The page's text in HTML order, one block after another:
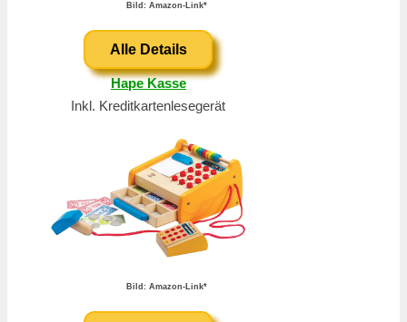
Bild: Amazon-Link*
Alle Details
Hape Kasse
Inkl. Kreditkartenlesegerät
Bild: Amazon-Link*